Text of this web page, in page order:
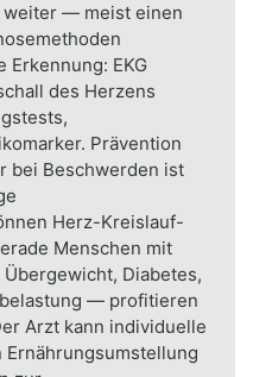
weiter — meist einen
EKG
des Herzens
Prävention
bei Beschwerden ist
Herz-Kreislauf-
Menschen mit
Diabetes,
— profitieren
Arzt kann individuelle
Ernährungsumstellung